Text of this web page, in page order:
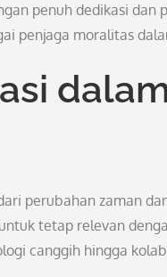
penuh dedikasi dan
penjaga moralitas
perubahan zaman
tetap relevan
canggih hingga